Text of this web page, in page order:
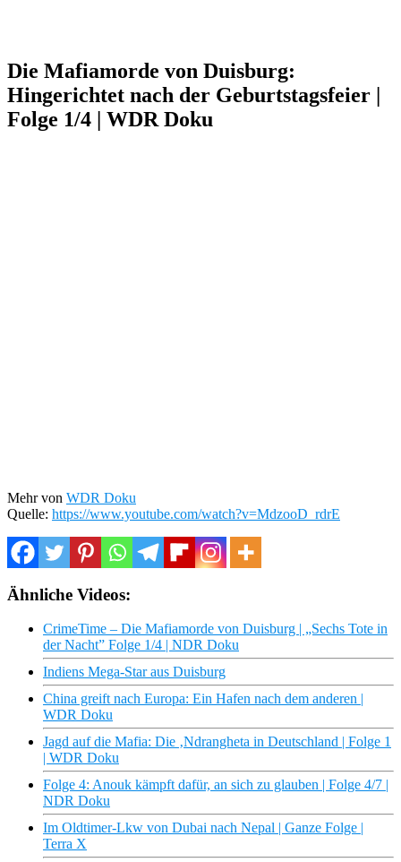
Die Mafiamorde von Duisburg:
Hingerichtet nach der Geburtstagsfeier |
Folge 1/4 | WDR Doku
Mehr von WDR Doku
Quelle: https://www.youtube.com/watch?v=MdzooD_rdrE
Ähnliche Videos:
CrimeTime – Die Mafiamorde von Duisburg | „Sechs Tote in
der Nacht” Folge 1/4 | NDR Doku
Indiens Mega-Star aus Duisburg
China greift nach Europa: Ein Hafen nach dem anderen |
WDR Doku
Jagd auf die Mafia: Die ‚Ndrangheta in Deutschland | Folge 1
| WDR Doku
Folge 4: Anouk kämpft dafür, an sich zu glauben | Folge 4/7 |
NDR Doku
Im Oldtimer-Lkw von Dubai nach Nepal | Ganze Folge |
Terra X